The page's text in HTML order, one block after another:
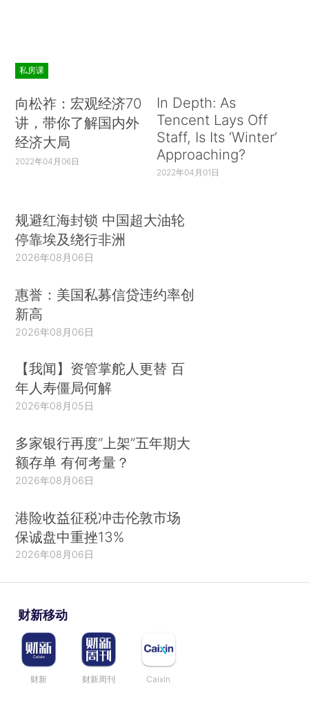
私房课
向松祚：宏观经济70
讲，带你了解国内外
经济大局
2022年04月06日
In Depth: As
Tencent Lays Off
Staff, Is Its ‘Winter’
Approaching?
2022年04月01日
规避红海封锁 中国超大油轮
停靠埃及绕行非洲
2026年08月06日
惠誉：美国私募信贷违约率创
新高
2026年08月06日
【我闻】资管掌舵人更替 百
年人寿僵局何解
2026年08月05日
多家银行再度“上架”五年期大
额存单 有何考量？
2026年08月06日
港险收益征税冲击伦敦市场
保诚盘中重挫13%
2026年08月06日
财新移动
财新 财新周刊 Caixin